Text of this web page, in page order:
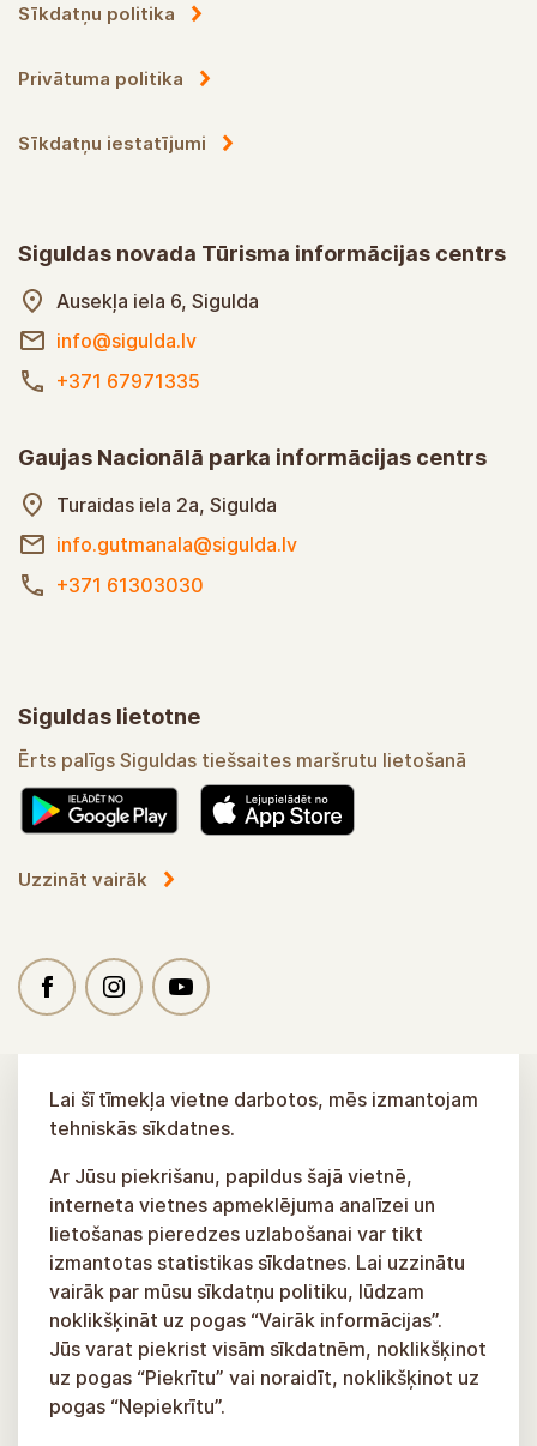
Sīkdatņu politika
Privātuma politika
Sīkdatņu iestatījumi
Siguldas novada Tūrisma informācijas centrs
Ausekļa iela 6, Sigulda
info@sigulda.lv
+371 67971335
Gaujas Nacionālā parka informācijas centrs
Turaidas iela 2a, Sigulda
info.gutmanala@sigulda.lv
+371 61303030
Siguldas lietotne
Ērts palīgs Siguldas tiešsaites maršrutu lietošanā
Uzzināt vairāk
Lai šī tīmekļa vietne darbotos, mēs izmantojam
tehniskās sīkdatnes.
Ar Jūsu piekrišanu, papildus šajā vietnē,
interneta vietnes apmeklējuma analīzei un
lietošanas pieredzes uzlabošanai var tikt
izmantotas statistikas sīkdatnes. Lai uzzinātu
vairāk par mūsu sīkdatņu politiku, lūdzam
noklikšķināt uz pogas “Vairāk informācijas”.
Jūs varat piekrist visām sīkdatnēm, noklikšķinot
uz pogas “Piekrītu” vai noraidīt, noklikšķinot uz
pogas “Nepiekrītu”.